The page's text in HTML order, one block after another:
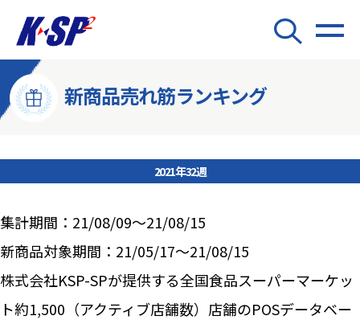
新商品売れ筋ランキング
2021年32週
集計期間：21/08/09～21/08/15
新商品対象期間：21/05/17～21/08/15
株式会社KSP-SPが提供する全国食品スーパーマーケッ
ト約1,500（アクティブ店舗数）店舗のPOSデータベー